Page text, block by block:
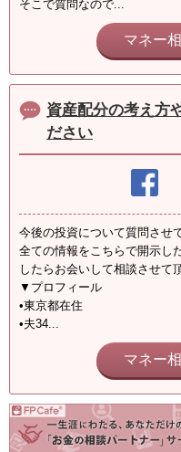
そこで質問なので...
マネー
資産配分の考え方
ださい
今後の投資について質問させ
全ての情報をこちらで開示し
したらお会いして相談させて
▼プロフィール
•東京都在住
•夫34...
マネー